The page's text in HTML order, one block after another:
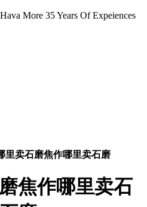
More 35 Years Of Expeiences
里卖石磨焦作哪里卖石磨
焦作哪里卖石